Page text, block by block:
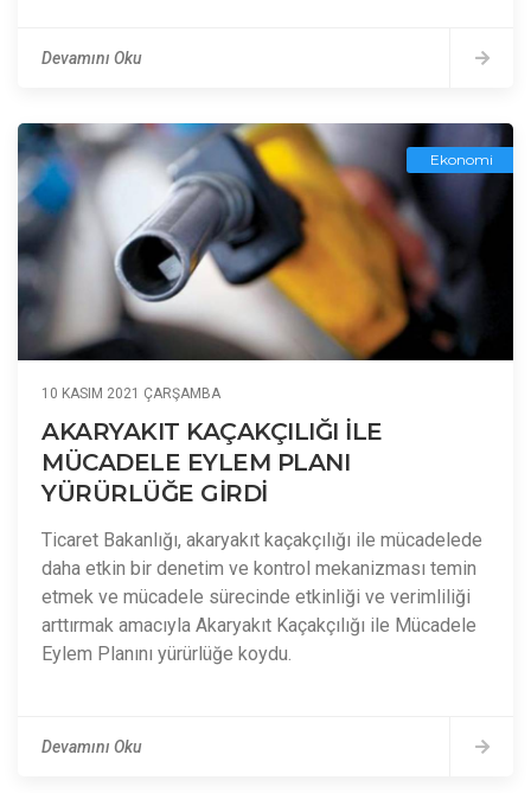
Devamını Oku
Ekonomi
10 KASIM 2021 ÇARŞAMBA
AKARYAKIT KAÇAKÇILIĞI İLE
MÜCADELE EYLEM PLANI
YÜRÜRLÜĞE GİRDİ
Ticaret Bakanlığı, akaryakıt kaçakçılığı ile mücadelede
daha etkin bir denetim ve kontrol mekanizması temin
etmek ve mücadele sürecinde etkinliği ve verimliliği
arttırmak amacıyla Akaryakıt Kaçakçılığı ile Mücadele
Eylem Planını yürürlüğe koydu.
Devamını Oku